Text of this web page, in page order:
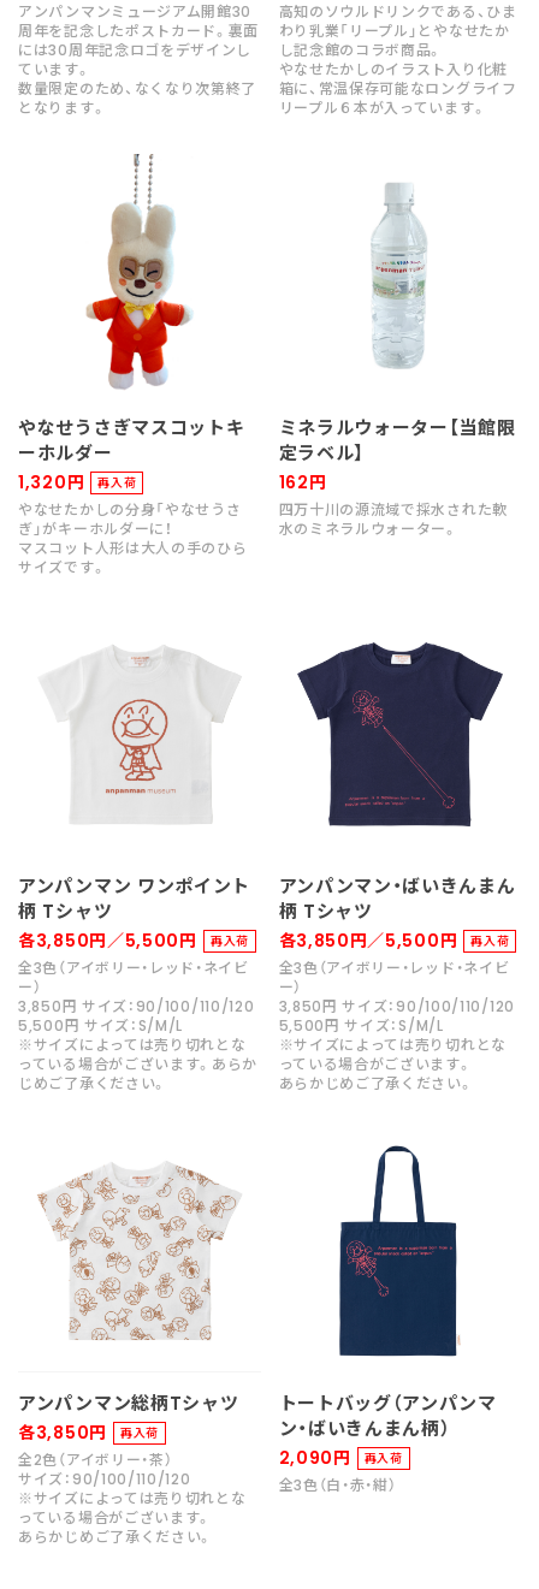
アンパンマンミュージアム開館30
周年を記念したポストカード。裏面
には30周年記念ロゴをデザインし
ています。
数量限定のため、なくなり次第終了
となります。
高知のソウルドリンクである、ひま
わり乳業「リープル」とやなせたか
し記念館のコラボ商品。
やなせたかしのイラスト入り化粧
箱に、常温保存可能なロングライフ
リープル６本が入っています。
やなせうさぎマスコットキ
ーホルダー
1,320円 再入荷
やなせたかしの分身「やなせうさ
ぎ」がキーホルダーに！
マスコット人形は大人の手のひら
サイズです。
ミネラルウォーター【当館限
定ラベル】
162円
四万十川の源流域で採水された軟
水のミネラルウォーター。
アンパンマン ワンポイント
柄 Tシャツ
各3,850円／5,500円 再入荷
全3色（アイボリー・レッド・ネイビ
ー）
3,850円 サイズ：90/100/110/120
5,500円 サイズ：S/M/L
※サイズによっては売り切れとな
っている場合がございます。あらか
じめご了承ください。
アンパンマン・ばいきんまん
柄 Tシャツ
各3,850円／5,500円 再入荷
全3色（アイボリー・レッド・ネイビ
ー）
3,850円 サイズ：90/100/110/120
5,500円 サイズ：S/M/L
※サイズによっては売り切れとな
っている場合がございます。
あらかじめご了承ください。
アンパンマン総柄Tシャツ
各3,850円 再入荷
全2色（アイボリー・茶）
サイズ：90/100/110/120
※サイズによっては売り切れとな
っている場合がございます。
あらかじめご了承ください。
トートバッグ（アンパンマ
ン・ばいきんまん柄）
2,090円 再入荷
全3色（白・赤・紺）